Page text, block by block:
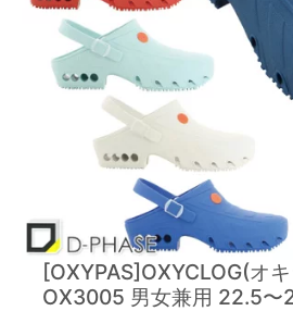
[OXYPAS]OXYCLOG(オ
OX3005 男女兼用 22.5〜